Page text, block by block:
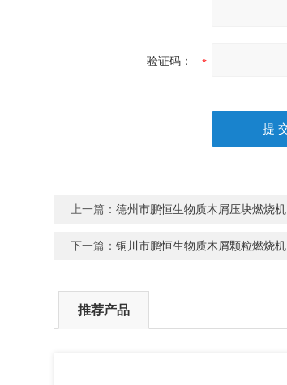
验证码：
上一篇：德州市鹏恒生物质木屑压块燃烧机
下一篇：铜川市鹏恒生物质木屑颗粒燃烧机
推荐产品